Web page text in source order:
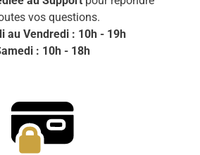
vos questions.
au Vendredi : 10h - 19h
: 10h - 18h